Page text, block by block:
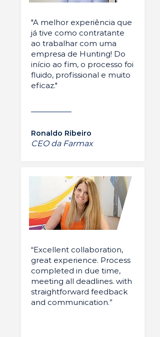
"A melhor experiência que
já tive como contratante
ao trabalhar com uma
empresa de Hunting! Do
início ao fim, o processo foi
fluido, profissional e muito
eficaz."
Ronaldo Ribeiro
CEO da Farmax
“Excellent collaboration,
great experience. Process
completed in due time,
meeting all deadlines. with
straightforward feedback
and communication.”